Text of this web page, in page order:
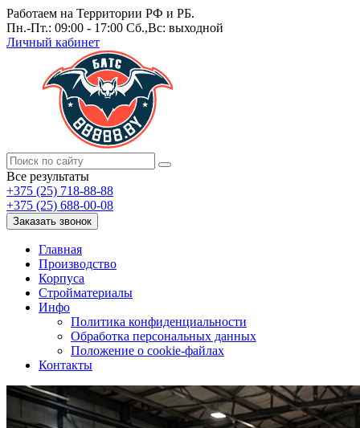
Работаем на Территории РФ и РБ.
Пн.-Пт.: 09:00 - 17:00 Сб.,Вс: выходной
Личный кабинет
Все результаты
+375 (25) 718-88-88
+375 (25) 688-00-08
Заказать звонок
Главная
Производство
Корпуса
Стройматериалы
Инфо
Политика конфиденциальности
Обработка персональных данных
Положение о cookie-файлах
Контакты